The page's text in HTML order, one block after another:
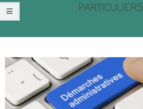
PARTICULIERS